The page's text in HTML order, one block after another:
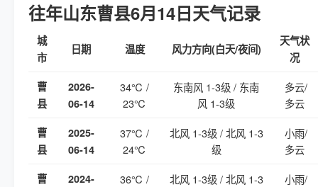
往年山东曹县6月14日天气记录
城
市
日期 温度 风力方向(白天/夜间)
天气状
况
曹
县
2026-
06-14
34℃ /
23℃
东南风 1-3级 / 东南
风 1-3级
多云/
多云
曹
县
2025-
06-14
37℃ /
24℃
北风 1-3级 / 北风 1-3
级
小雨/
多云
曹
2024-
36℃ /
北风 1-3级 / 北风 1-3
小雨/